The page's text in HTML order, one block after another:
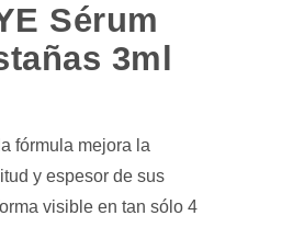
Sérum
3ml
fórmula mejora la
y espesor de sus
visible en tan sólo 4